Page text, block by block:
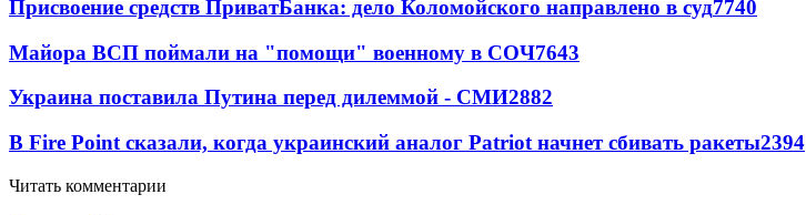
Присвоение средств ПриватБанка: дело Коломойского направлено в суд7740
Майора ВСП поймали на "помощи" военному в СОЧ7643
Украина поставила Путина перед дилеммой - СМИ2882
В Fire Point сказали, когда украинский аналог Patriot начнет сбивать ракеты2394
Читать комментарии